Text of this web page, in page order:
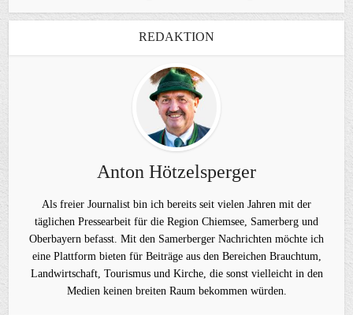
REDAKTION
Anton Hötzelsperger
Als freier Journalist bin ich bereits seit vielen Jahren mit der
täglichen Pressearbeit für die Region Chiemsee, Samerberg und
Oberbayern befasst. Mit den Samerberger Nachrichten möchte ich
eine Plattform bieten für Beiträge aus den Bereichen Brauchtum,
Landwirtschaft, Tourismus und Kirche, die sonst vielleicht in den
Medien keinen breiten Raum bekommen würden.